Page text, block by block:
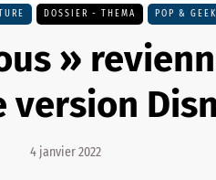
DOSSIER - THEMA POP & GEEK
»
version
4 janvier 2022